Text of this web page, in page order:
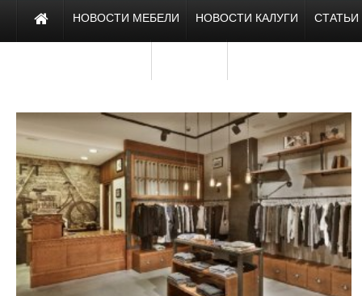
на фестивале «Зодчество-2019» Холодильник Whirlpool из премиальной
НОВОСТИ МЕБЕЛИ НОВОСТИ КАЛУГИ